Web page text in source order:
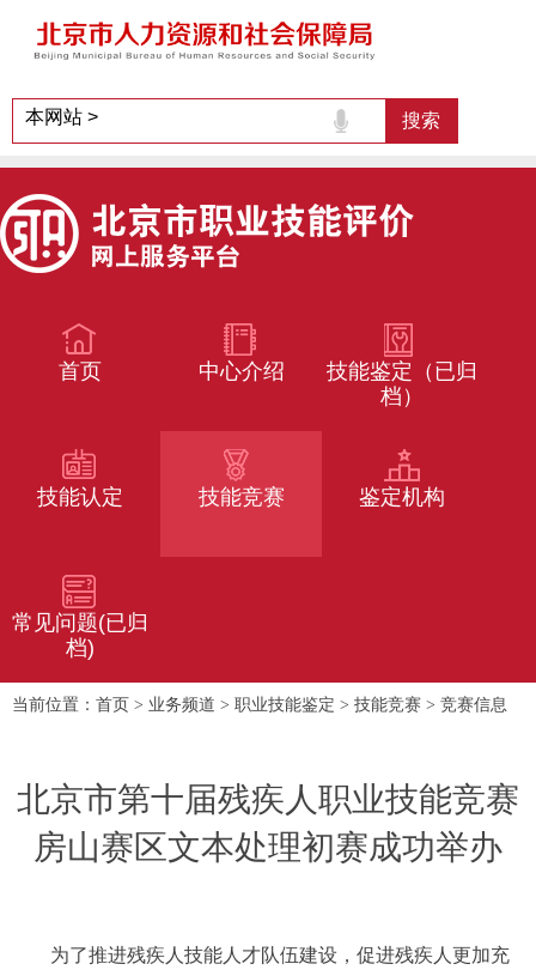
首页 中心介绍
技能鉴定（已归
档）
技能认定 技能竞赛 鉴定机构
常见问题(已归
档)
当前位置： 首页 > 业务频道 > 职业技能鉴定 > 技能竞赛 > 竞赛信息
北京市第十届残疾人职业技能竞赛
房山赛区文本处理初赛成功举办
为了推进残疾人技能人才队伍建设，促进残疾人更加充